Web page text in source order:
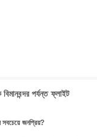
পর্যন্ত ফ্লাইট
সবচেয়ে জনপ্রিয়?